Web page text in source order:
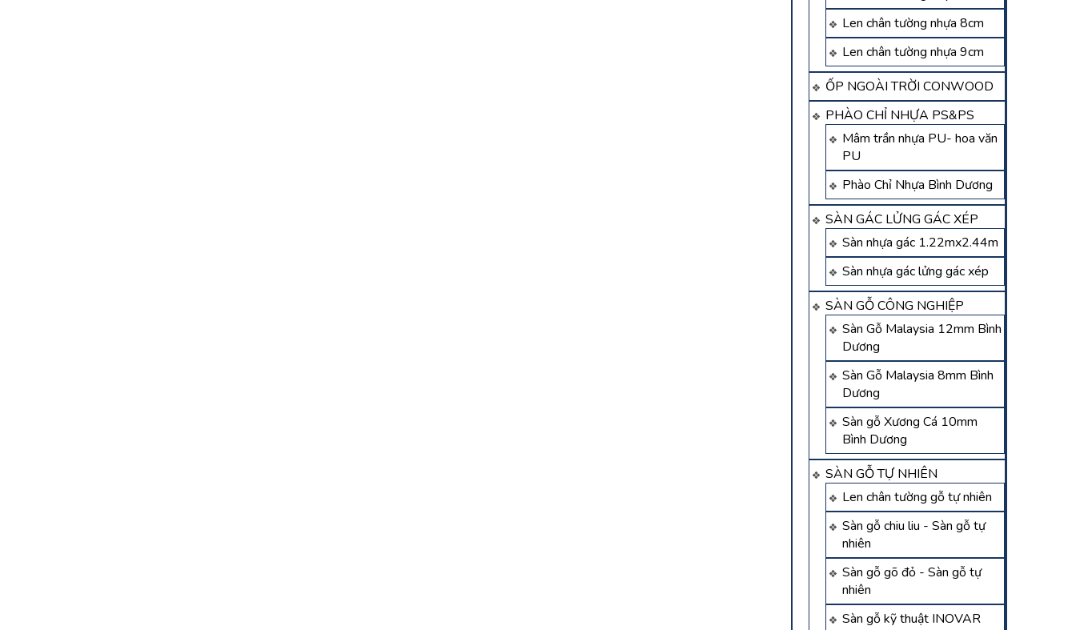
Len chân tường nhựa 8cm
Len chân tường nhựa 9cm
ỐP NGOÀI TRỜI CONWOOD
PHÀO CHỈ NHỰA PS&PS
Mâm trần nhựa PU- hoa văn
PU
Phào Chỉ Nhựa Bình Dương
SÀN GÁC LỬNG GÁC XÉP
Sàn nhựa gác 1.22mx2.44m
Sàn nhựa gác lửng gác xép
SÀN GỖ CÔNG NGHIỆP
Sàn Gỗ Malaysia 12mm Bình
Dương
Sàn Gỗ Malaysia 8mm Bình
Dương
Sàn gỗ Xương Cá 10mm
Bình Dương
SÀN GỖ TỰ NHIÊN
Len chân tường gỗ tự nhiên
Sàn gỗ chiu liu - Sàn gỗ tự
nhiên
Sàn gỗ gõ đỏ - Sàn gỗ tự
nhiên
Sàn gỗ kỹ thuật INOVAR